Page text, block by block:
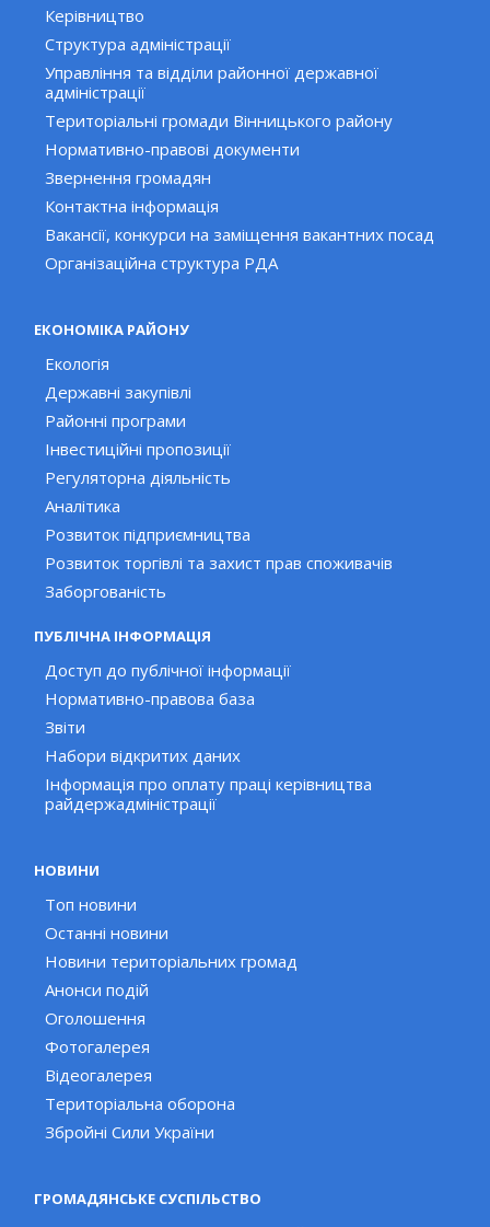
Керівництво
Структура адміністрації
Управління та відділи районної державної
адміністрації
Територіальні громади Вінницького району
Нормативно-правові документи
Звернення громадян
Контактна інформація
Вакансії, конкурси на заміщення вакантних посад
Організаційна структура РДА
ЕКОНОМІКА РАЙОНУ
Екологія
Державні закупівлі
Районні програми
Інвестиційні пропозиції
Регуляторна діяльність
Аналітика
Розвиток підприємництва
Розвиток торгівлі та захист прав споживачів
Заборгованість
ПУБЛІЧНА ІНФОРМАЦІЯ
Доступ до публічної інформації
Нормативно-правова база
Звіти
Набори відкритих даних
Інформація про оплату праці керівництва
райдержадміністрації
НОВИНИ
Топ новини
Останні новини
Новини територіальних громад
Анонси подій
Оголошення
Фотогалерея
Відеогалерея
Територіальна оборона
Збройні Сили України
ГРОМАДЯНСЬКЕ СУСПІЛЬСТВО